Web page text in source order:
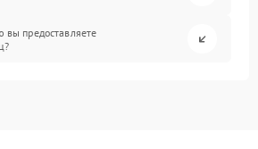
предоставляете